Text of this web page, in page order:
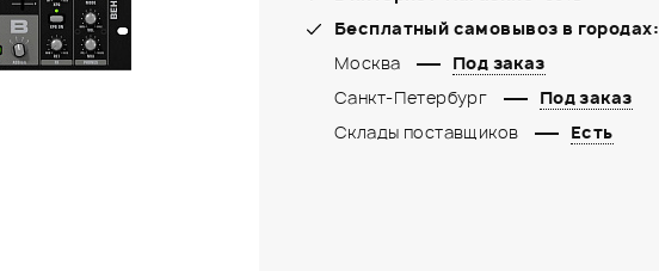
Бесплатный самовывоз в городах:
Москва
Под заказ
Санкт-Петербург
Под заказ
Склады поставщиков
Есть